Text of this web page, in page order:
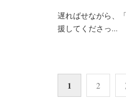
遅ればせながら、
援してくださっ...
1 2